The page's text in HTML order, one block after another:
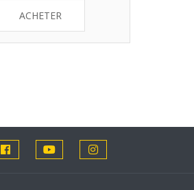
ACHETER